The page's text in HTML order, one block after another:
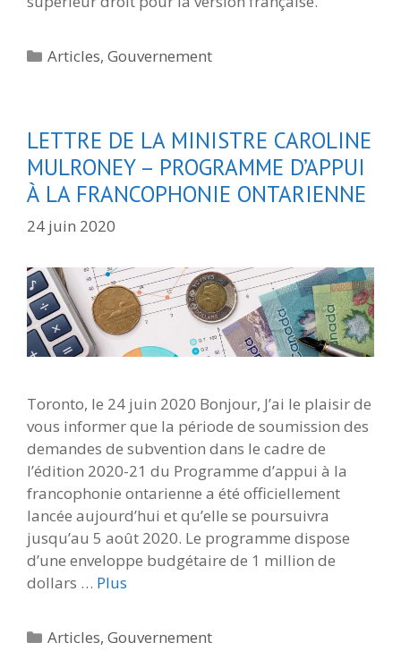
Catégories
Articles,Gouvernement
LETTRE DE LA MINISTRE CAROLINE
MULRONEY – PROGRAMME D’APPUI
À LA FRANCOPHONIE ONTARIENNE
24 juin 2020
Toronto, le 24 juin 2020 Bonjour, J’ai le plaisir de
vous informer que la période de soumission des
demandes de subvention dans le cadre de
l’édition 2020-21 du Programme d’appui à la
francophonie ontarienne a été officiellement
lancée aujourd’hui et qu’elle se poursuivra
jusqu’au 5 août 2020. Le programme dispose
d’une enveloppe budgétaire de 1 million de
dollars … Plus
Catégories
Articles,Gouvernement